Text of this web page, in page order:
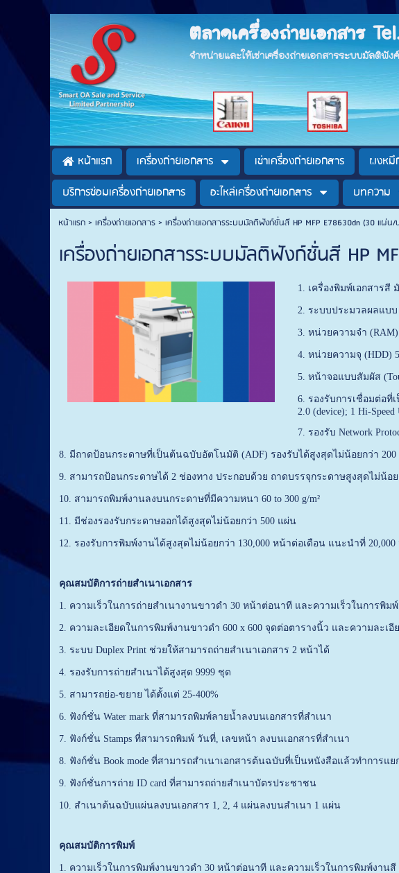
ตลาดเครื่องถ่ายเอกสาร
จำหน่ายและให้เช่าเครื่องถ่ายเอกสารระบบมัล
หน้าแรก เครื่องถ่ายเอกสาร เช่าเครื่องถ่ายเอกสาร ผงหมึ
บริการซ่อมเครื่องถ่ายเอกสาร
อะไหล่เครื่องถ่ายเอกสาร บทความ
หน้าแรก>เครื่องถ่ายเอกสาร>เครื่องถ่ายเอกสารระบบมัลติฟังก์ชั่นสี HP MFP E78630dn (30 แผ่น/
เครื่องถ่ายเอกสารระบบมัลติฟังก์ชั่นสี HP
1. เครื่องพิมพ์เอกสาร
2. ระบบประมวลผลแบบ
3. หน่วยความจำ (RAM)
4. หน่วยความจุ (HDD)
5. หน้าจอแบบสัมผัส
6. รองรับการเชื่อมต่อที่เ
2.0 (device); 1 Hi-Speed
7. รองรับ Network
8. มีถาดป้อนกระดาษที่เป็นต้นฉบับอัตโนมัติ (ADF) รองรับได้สูงสุดไม่น้อยกว่า
9. สามารถป้อนกระดาษได้ 2 ช่องทาง ประกอบด้วย ถาดบรรจุกระดาษสูงสุดไม่
10. สามารถพิมพ์งานลงบนกระดาษที่มีความหนา 60 to 300 g/m²
11. มีช่องรองรับกระดาษออกได้สูงสุดไม่น้อยกว่า 500 แผ่น
12. รองรับการพิมพ์งานได้สูงสุดไม่น้อยกว่า 130,000 หน้าต่อเดือน แนะนำที่
คุณสมบัติการถ่ายสำเนาเอกสาร
1. ความเร็วในการถ่ายสำเนางานขาวดำ 30 หน้าต่อนาที และความเร็วในการพิม
2. ความละเอียดในการพิมพ์งานขาวดำ 600 x 600 จุดต่อตารางนิ้ว และความละเ
3. ระบบ Duplex Print ช่วยให้สามารถถ่ายสำเนาเอกสาร 2 หน้าได้
4. รองรับการถ่ายสำเนาได้สูงสุด 9999 ชุด
5. สามารถย่อ-ขยาย ได้ตั้งแต่ 25-400%
6. ฟังก์ชั่น Water mark ที่สามารถพิมพ์ลายน้ำลงบนเอกสารที่สำเนา
7. ฟังก์ชั่น Stamps ที่สามารถพิมพ์ วันที่, เลขหน้า ลงบนเอกสารที่สำเนา
8. ฟังก์ชั่น Book mode ที่สามารถสำเนาเอกสารต้นฉบับที่เป็นหนังสือแล้วทำการแ
9. ฟังก์ชั่นการถ่าย ID card ที่สามารถถ่ายสำเนาบัตรประชาชน
10. สำเนาต้นฉบับแผ่นลงบนเอกสาร 1, 2, 4 แผ่นลงบนสำเนา 1 แผ่น
คุณสมบัติการพิมพ์
1. ความเร็วในการพิมพ์งานขาวดำ 30 หน้าต่อนาที และความเร็วในการพิมพ์งาน